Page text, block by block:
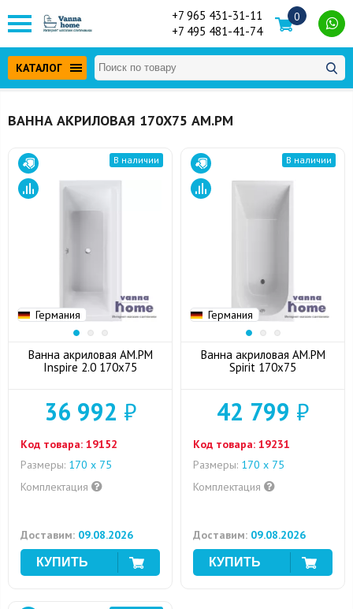
+7 965 431-31-11
+7 495 481-41-74
0
КАТАЛОГ
ВАННА АКРИЛОВАЯ 170Х75 AM.PM
Германия
В наличии
Ванна акриловая AM.PM
Inspire 2.0 170x75
36 992 ₽
Код товара: 19152
Размеры: 170 х 75
Комплектация
Доставим: 09.08.2026
Германия
В наличии
Ванна акриловая AM.PM
Spirit 170x75
42 799 ₽
Код товара: 19231
Размеры: 170 х 75
Комплектация
Доставим: 09.08.2026